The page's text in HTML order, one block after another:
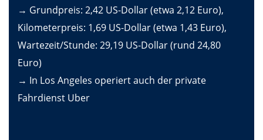
→ Grundpreis: 2,42 US-Dollar (etwa 2,12 Euro),
Kilometerpreis: 1,69 US-Dollar (etwa 1,43 Euro),
Wartezeit/Stunde: 29,19 US-Dollar (rund 24,80
Euro)
→ In Los Angeles operiert auch der private
Fahrdienst Uber